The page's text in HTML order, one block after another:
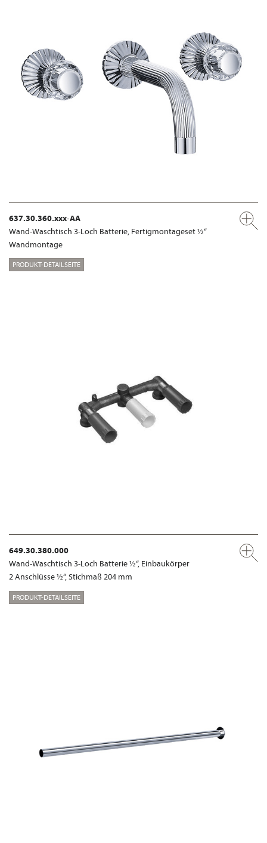
637.30.360.xxx-AA
Wand-Waschtisch 3-Loch Batterie, Fertigmontageset ½“
Wandmontage
PRODUKT-DETAILSEITE
649.30.380.000
Wand-Waschtisch 3-Loch Batterie ½“, Einbaukörper
2 Anschlüsse ½“, Stichmaß 204 mm
PRODUKT-DETAILSEITE